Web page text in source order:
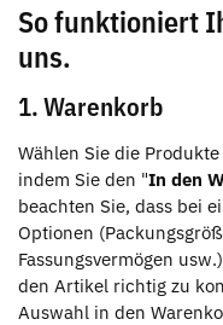
So funktioniert
uns.
1. Warenkorb
Wählen Sie die
indem Sie den "In den
beachten Sie, dass bei
Optionen
Fassungsvermögen
den Artikel richtig zu
Auswahl in den